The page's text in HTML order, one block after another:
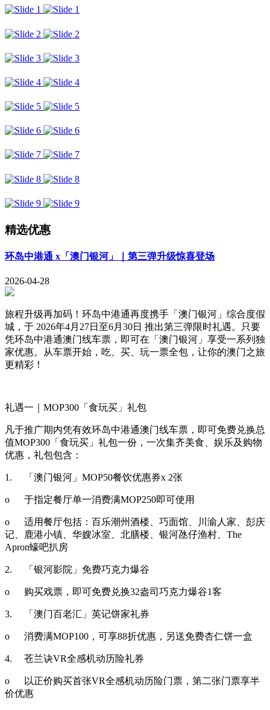
精选优惠
环岛中港通 x「澳门银河」｜第三弹升级惊喜登场
2026-04-28
旅程升级再加码！环岛中港通再度携手「澳门银河」综合度假
城，于 2026年4月27日至6月30日 推出第三弹限时礼遇。只要
凭环岛中港通澳门线车票，即可在「澳门银河」享受一系列独
家优惠。从车票开始，吃、买、玩一票全包，让你的澳门之旅
更精彩！
礼遇一｜MOP300「食玩买」礼包
凡于推广期内凭有效环岛中港通澳门线车票，即可免费兑换总
值MOP300「食玩买」礼包一份，一次集齐美食、娱乐及购物
优惠，礼包包含：
1. 「澳门银河」MOP50餐饮优惠券x 2张
o 于指定餐厅单一消费满MOP250即可使用
o
适用餐厅包括：百乐潮州酒楼、巧面馆、川渝人家、彭庆
记、鹿港小镇、华嫂冰室、北膳楼、银河氹仔渔村、The
Apron蠔吧扒房
2. 「银河影院」免费巧克力爆谷
o 购买戏票，即可免费兑换32盎司巧克力爆谷1客
3. 「澳门百老汇」英记饼家礼券
o 消费满MOP100，可享88折优惠，另送免费杏仁饼一盒
4. 苍兰诀VR全感机动历险礼券
o
以正价购买首张VR全感机动历险门票，第二张门票享半
价优惠